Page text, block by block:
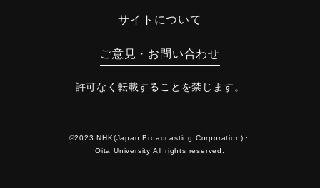
サイトについて
ご意見・お問い合わせ
許可なく転載することを禁じます。
©2023 NHK(Japan Broadcasting Corporation)・
Oita University All rights reserved.